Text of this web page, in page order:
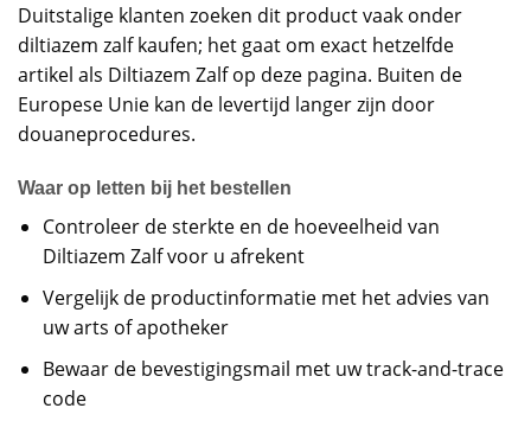
Duitstalige klanten zoeken dit product vaak onder
diltiazem zalf kaufen; het gaat om exact hetzelfde
artikel als Diltiazem Zalf op deze pagina. Buiten de
Europese Unie kan de levertijd langer zijn door
douaneprocedures.
Waar op letten bij het bestellen
Controleer de sterkte en de hoeveelheid van
Diltiazem Zalf voor u afrekent
Vergelijk de productinformatie met het advies van
uw arts of apotheker
Bewaar de bevestigingsmail met uw track-and-trace
code